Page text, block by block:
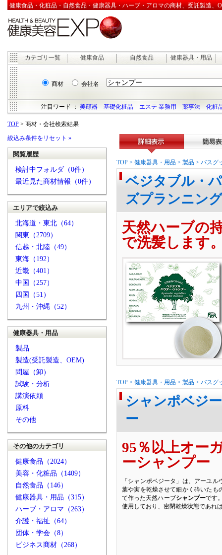
健康食品・化粧品・自然食品・健康器具・ハーブ・アロマの商材、受託製造、
カテゴリ一覧 健康食品 自然食品 健康器具・用品
商材 会社名
注目ワード ：美顔器 基礎化粧品 エステ 業務用 薬事法 化粧
TOP > 商材・会社検索結果
絞込み条件をリセット »
閲覧履歴
検討中フォルダ（0件）
最近見た商材情報（0件）
エリアで絞込み
北海道・東北（64）
関東（2709）
信越・北陸（49）
東海（192）
近畿（401）
中国（257）
四国（51）
九州・沖縄（52）
健康器具・用品
製品
製造(受託製造、OEM)
問屋（卸）
試験・分析
講演依頼
原料
その他
その他のカテゴリ
健康食品（2024）
美容・化粧品（1409）
自然食品（146）
健康器具・用品（315）
ハーブ・アロマ（263）
介護・福祉（64）
団体・学会（8）
ビジネス商材（268）
TOP > 健康器具・用品 > 製品 > バスグ
ベジタブル・
ズプランニング
天然ハーブの
で洗髪します
TOP > 健康器具・用品 > 製品 > バスグ
シャンポベジ
ー
95％以上オー
ーシャンプー
「シャンポベジータ」は、アーユ
葉や実を乾燥させて細かく砕いたも
て作った天然ハーブシャンプーです
使用しており、密閉乾燥状態であれ